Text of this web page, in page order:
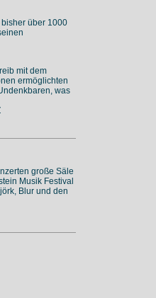
über 1000
mit dem
ermöglichten
was
große Säle
Musik Festival
Blur und den